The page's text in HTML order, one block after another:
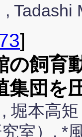
, Tadashi
]
の飼育
集団を
堀本高
室）, *